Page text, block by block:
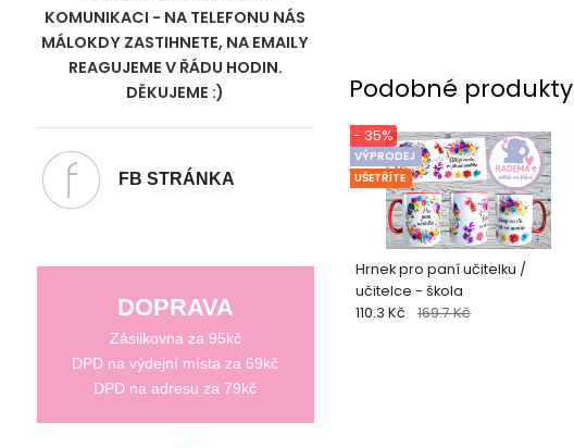
KOMUNIKACI - NA TELEFONU NÁS
MÁLOKDY ZASTIHNETE, NA EMAILY
REAGUJEME V ŘÁDU HODIN.
DĚKUJEME :)
FB STRÁNKA
DOPRAVA
Zásilkovna za 95kč
DPD na výdejní místa za 69kč
DPD na adresu za 79kč
Podobné produkty
Hrnek pro paní učitelku /
učitelce - škola
VÝPRODEJ
UŠETŘÍTE
- 35%
110.3 Kč 169.7 Kč